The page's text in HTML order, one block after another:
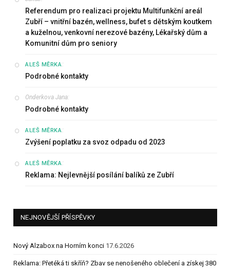
Referendum pro realizaci projektu Multifunkční areál
Zubří – vnitřní bazén, wellness, bufet s dětským koutkem
a kuželnou, venkovní nerezové bazény, Lékařský dům a
Komunitní dům pro seniory
ALEŠ MĚRKA:
Podrobné kontakty
Onderkova Jana:
Podrobné kontakty
ALEŠ MĚRKA:
Zvýšení poplatku za svoz odpadu od 2023
ALEŠ MĚRKA:
Reklama: Nejlevnější posílání balíků ze Zubří
NEJNOVĚJŠÍ PŘÍSPĚVKY
Nový Alzabox na Horním konci 17.6.2026
Reklama: Přetéká ti skříň? Zbav se nenošeného oblečení a získej 380